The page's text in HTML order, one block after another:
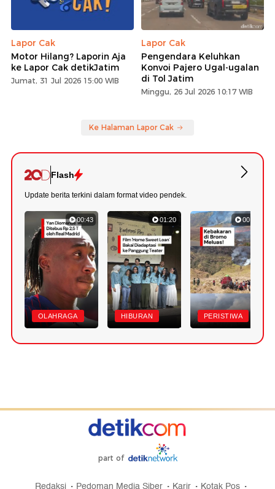
Lapor Cak
Motor Hilang? Laporin Aja
ke Lapor Cak detikJatim
Jumat, 31 Jul 2026 15:00 WIB
Lapor Cak
Pengendara Keluhkan
Konvoi Pajero Ugal-ugalan
di Tol Jatim
Minggu, 26 Jul 2026 10:17 WIB
Ke Halaman Lapor Cak
Flash
Update berita terkini dalam format video pendek.
00:43
OLAHRAGA
01:20
HIBURAN
00:53
PERISTIWA
part of